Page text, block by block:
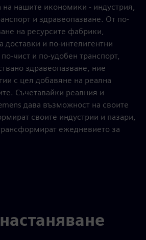
нашите икономики - индустрия,
и здравеопазване. От по-
на ресурсите фабрики,
доставки и по-интелигентни
чист и по-удобен транспорт,
здравеопазване, ние
с цел добавяне на реална
Съчетавайки реалния и
дава възможност на своите
своите индустрии и пазари,
ежедневието за